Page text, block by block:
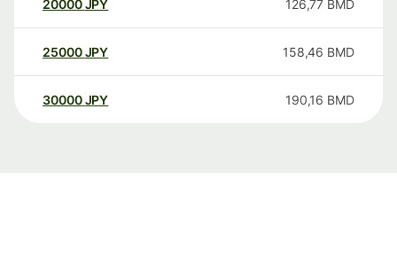
20000 JPY 126,77 BMD
25000 JPY 158,46 BMD
30000 JPY 190,16 BMD